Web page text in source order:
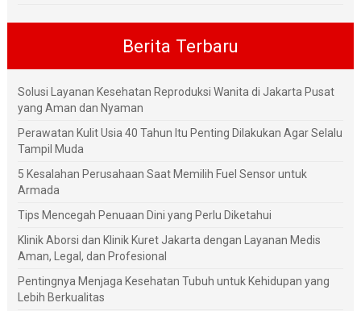
Berita Terbaru
Solusi Layanan Kesehatan Reproduksi Wanita di Jakarta Pusat
yang Aman dan Nyaman
Perawatan Kulit Usia 40 Tahun Itu Penting Dilakukan Agar Selalu
Tampil Muda
5 Kesalahan Perusahaan Saat Memilih Fuel Sensor untuk
Armada
Tips Mencegah Penuaan Dini yang Perlu Diketahui
Klinik Aborsi dan Klinik Kuret Jakarta dengan Layanan Medis
Aman, Legal, dan Profesional
Pentingnya Menjaga Kesehatan Tubuh untuk Kehidupan yang
Lebih Berkualitas